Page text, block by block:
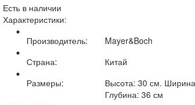
Есть в наличии
Характеристики:
Производитель:
Mayer&Boch
Страна:
Китай
Размеры:
Высота: 30 см.
Глубина: 36 см